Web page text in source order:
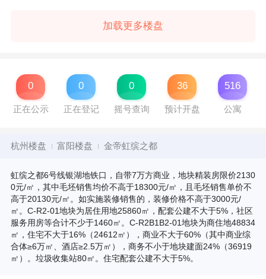
加载更多楼盘
0
正在公示
0
正在登记
0
摇号查询
36
预计开盘
516
公寓
杭州楼盘 富阳楼盘 金帝虹缤之都
虹缤之都6号线银湖地铁口，自带7万方商业，地块精装房限价2130
0元/㎡，其中毛坯销售均价不高于18300元/㎡，且毛坯销售单价不
高于20130元/㎡。如实施装修销售的，装修价格不高于3000元/
㎡。C-R2-01地块为居住用地25860㎡，配套公建不大于5%，社区
服务用房等合计不少于1460㎡。C-R2B1B2-01地块为商住地48834
㎡，住宅不大于16%（24612㎡），商业不大于60%（其中商业综
合体≥6万㎡、酒店≥2.5万㎡），商务不小于地块建面24%（36919
㎡）。垃圾收集站80㎡。住宅配套公建不大于5%。